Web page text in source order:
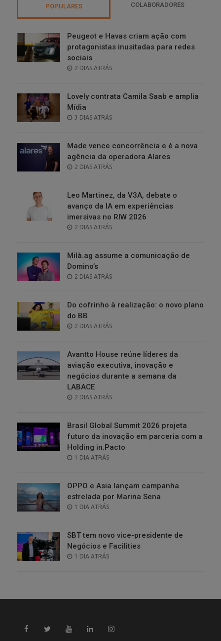
POPULARES COLABORADORES
Peugeot e Havas criam ação com
protagonistas inusitadas para redes
sociais
POSTED
2 DIAS ATRÁS
Lovely contrata Camila Saab e amplia
Mídia
POSTED
3 DIAS ATRÁS
Made vence concorrência e é a nova
agência da operadora Alares
POSTED
2 DIAS ATRÁS
Leo Martinez, da V3A, debate o
avanço da IA em experiências
imersivas no RIW 2026
POSTED
2 DIAS ATRÁS
Milà.ag assume a comunicação de
Domino’s
POSTED
2 DIAS ATRÁS
Do cofrinho à realização: o novo plano
do BB
POSTED
2 DIAS ATRÁS
Avantto House reúne líderes da
aviação executiva, inovação e
negócios durante a semana da
LABACE
POSTED
2 DIAS ATRÁS
Brasil Global Summit 2026 projeta
futuro da inovação em parceria com a
Holding in.Pacto
POSTED
1 DIA ATRÁS
OPPO e Asia lançam campanha
estrelada por Marina Sena
POSTED
1 DIA ATRÁS
SBT tem novo vice-presidente de
Negócios e Facilities
POSTED
1 DIA ATRÁS